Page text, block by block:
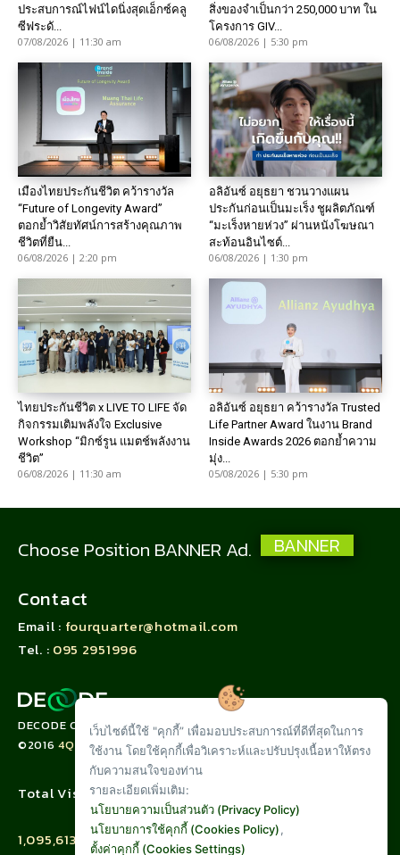
ประสบการณ์ไฟน์ไดนิ่งสุดเอ็กซ์คลู
ซีฟระดั...
07/08/2026 | 11:30 am
สิ่งของจำเป็นกว่า 250,000 บาท ใน
โครงการ GIV...
06/08/2026 | 5:30 pm
เมืองไทยประกันชีวิต คว้ารางวัล
“Future of Longevity Award”
ตอกย้ำวิสัยทัศน์การสร้างคุณภาพ
ชีวิตที่ยืน...
06/08/2026 | 2:20 pm
อลิอันซ์ อยุธยา ชวนวางแผน
ประกันก่อนเป็นมะเร็ง ชูผลิตภัณฑ์
“มะเร็งหายห่วง” ผ่านหนังโฆษณา
สะท้อนอินไซต์...
06/08/2026 | 1:30 pm
ไทยประกันชีวิต x LIVE TO LIFE จัด
กิจกรรมเติมพลังใจ Exclusive
Workshop “มิกซ์รูน แมตช์พลังงาน
ชีวิต”
06/08/2026 | 11:30 am
อลิอันซ์ อยุธยา คว้ารางวัล Trusted
Life Partner Award ในงาน Brand
Inside Awards 2026 ตอกย้ำความ
มุ่ง...
05/08/2026 | 5:30 pm
Choose Position BANNER Ad. BANNER
Contact
Email : fourquarter@hotmail.com
Tel. : 095 2951996
DECODE CORPORATION LIMITED
©20164QUARTER.CO
Total Visit :
1,095,613
เว็บไซต์นี้ใช้ "คุกกี้” เพื่อมอบประสบการณ์ที่ดีที่สุดในการ
ใช้งาน โดยใช้คุกกี้เพื่อวิเคราะห์และปรับปรุงเนื้อหาให้ตรง
กับความสนใจของท่าน
รายละเอียดเพิ่มเติม:
นโยบายความเป็นส่วนตัว (Privacy Policy)
นโยบายการใช้คุกกี้ (Cookies Policy),
ตั้งค่าคุกกี้ (Cookies Settings)